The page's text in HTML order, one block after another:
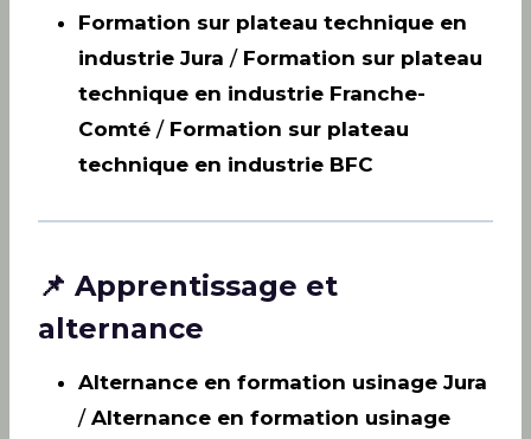
Formation sur plateau technique en
industrie Jura / Formation sur plateau
technique en industrie Franche-
Comté / Formation sur plateau
technique en industrie BFC
📌 Apprentissage et
alternance
Alternance en formation usinage Jura
/ Alternance en formation usinage